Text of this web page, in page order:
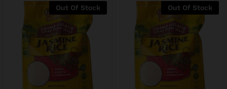
Out Of Stock Out Of Stock